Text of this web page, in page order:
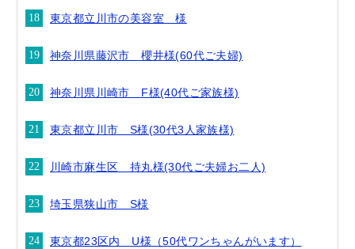
東京都立川市の美容室 様
神奈川県藤沢市 櫻井様(60代ご夫婦)
神奈川県川崎市 F様(40代ご家族様)
東京都立川市 S様(30代3人家族様)
川崎市麻生区 持丸様(30代ご夫婦お二人)
埼玉県狭山市 S様
東京都23区内 U様（50代ワンちゃんがいます）